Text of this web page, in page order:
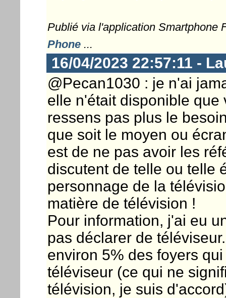
Publié via l'application Smartphone
Phone...
16/04/2023 22:57:11 -
@Pecan1030 : je n'ai
elle n'était disponible que
ressens pas plus le
que soit le moyen ou
est de ne pas avoir les
discutent de telle ou telle
personnage de la
matière de télévision !
Pour information, j'ai eu
pas déclarer de
environ 5% des foyers
téléviseur (ce qui ne
télévision, je suis